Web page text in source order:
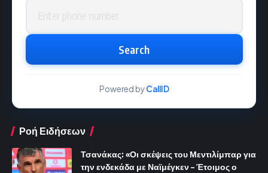
Phone number
Search
Powered byCallID
Ροή Ειδήσεων
Τσανάκας: «Οι σκέψεις του Μεντιλίμπαρ για
την ενδεκάδα με Ναϊμέγκεν – Έτοιμος ο